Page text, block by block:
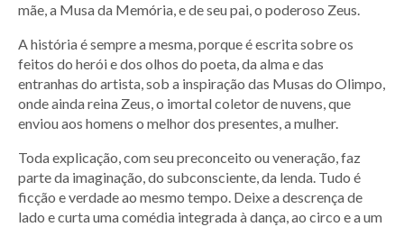
mãe, a Musa da Memória, e de seu pai, o poderoso Zeus.
A história é sempre a mesma, porque é escrita sobre os
feitos do herói e dos olhos do poeta, da alma e das
entranhas do artista, sob a inspiração das Musas do Olimpo,
onde ainda reina Zeus, o imortal coletor de nuvens, que
enviou aos homens o melhor dos presentes, a mulher.
Toda explicação, com seu preconceito ou veneração, faz
parte da imaginação, do subconsciente, da lenda. Tudo é
ficção e verdade ao mesmo tempo. Deixe a descrença de
lado e curta uma comédia integrada à dança, ao circo e a um